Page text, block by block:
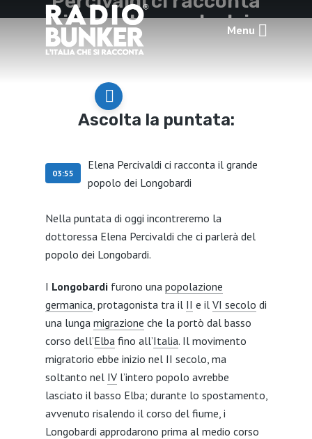
Menu
il grande popolo dei
Longobardi
Ascolta la puntata:
03:55
Elena Percivaldi ci racconta il grande
popolo dei Longobardi
Nella puntata di oggi incontreremo la
dottoressa Elena Percivaldi che ci parlerà del
popolo dei Longobardi.
I Longobardifurono una popolazione
germanica , protagonista tra il II e il VI secolo di
una lunga migrazione che la portò dal basso
corso dell’Elba fino all’Italia. Il movimento
migratorio ebbe inizio nel II secolo, ma
soltanto nel IVl’intero popolo avrebbe
lasciato il basso Elba; durante lo spostamento,
avvenuto risalendo il corso del fiume, i
Longobardi approdarono prima al medio corso